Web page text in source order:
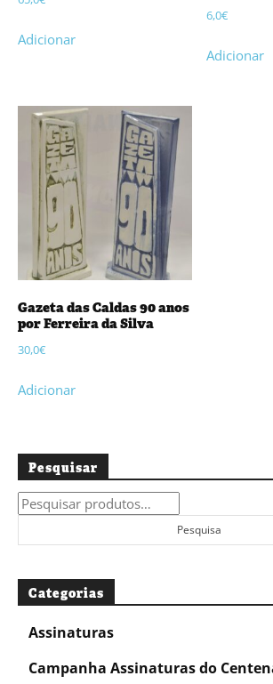
Adicionar
6,0€
Adicionar
Gazeta das Caldas 90 anos
por Ferreira da Silva
30,0€
Adicionar
Pesquisar
Pesquisar
por:
Pesquisa
Categorias
Assinaturas
Campanha Assinaturas do